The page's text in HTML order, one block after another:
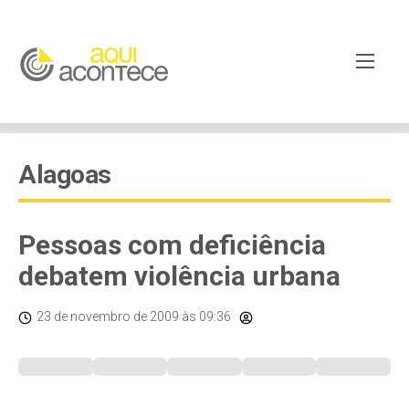
Alagoas
Pessoas com deficiência
debatem violência urbana
23 de novembro de 2009 às 09:36